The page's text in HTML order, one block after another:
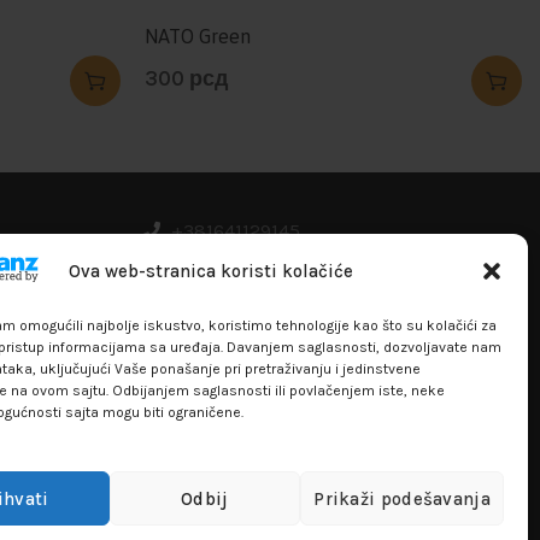
Ova web-stranica koristi kolačiće
omogućili najbolje iskustvo, koristimo tehnologije kao što su kolačići za
informacijama sa uređaja. Davanjem saglasnosti, dozvoljavate nam
uključujući Vaše ponašanje pri pretraživanju i jedinstvene
na ovom sajtu. Odbijanjem saglasnosti ili povlačenjem iste, neke
sajta mogu biti ograničene.
Odbij Prikaži podešavanja
NATO Green
300 рсд
+381641129145
info@flakhobby.com
Lokal 102, prvi sprat